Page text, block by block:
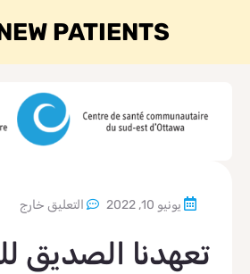
يونيو 10, 2022 التعليق خارج
تعهدنا الصديق
PATIENTS